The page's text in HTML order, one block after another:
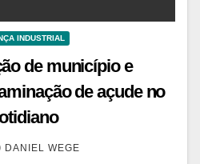
INDUSTRIAL
de município e
de açude no
DANIEL WEGE